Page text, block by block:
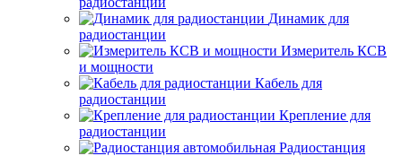
Динамик для
радиостанции
Измеритель КСВ
и мощности
Кабель для
радиостанции
Крепление для
радиостанции
Радиостанция